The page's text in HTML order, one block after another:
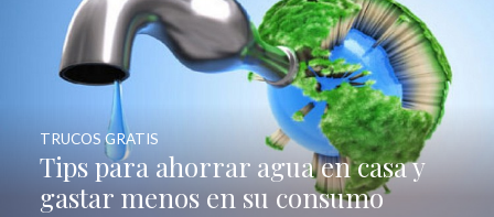
Tips para ahorrar agua en casa y
gastar menos en su consumo
TRUCOS GRATIS